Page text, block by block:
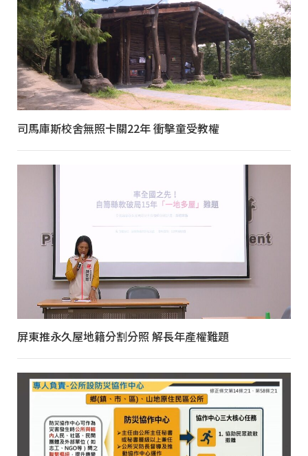
司馬庫斯校舍無照卡關22年 衝擊童受教權
屏東推永久屋地籍分割分照 解長年產權難題